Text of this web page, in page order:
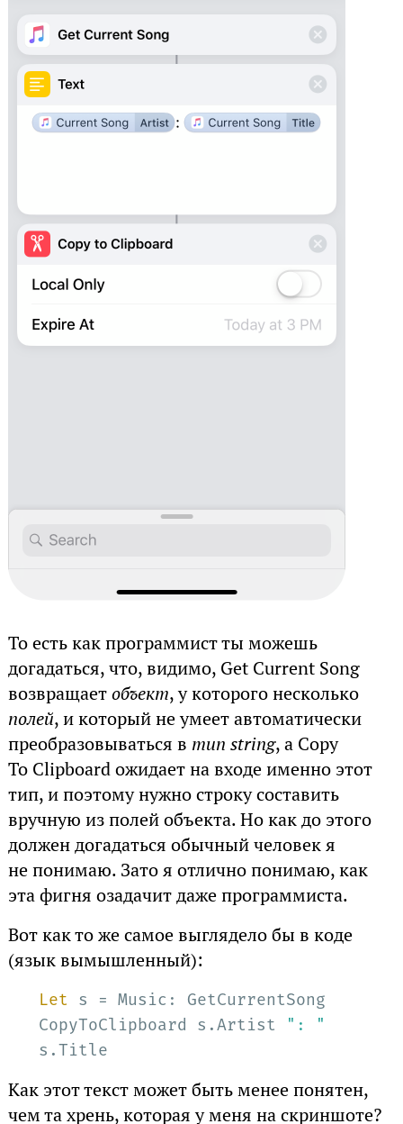
То есть как программист ты можешь
догадаться, что, видимо, Get Current Song
возвращаетобъект, у которого несколько
полей, и который не умеет автоматически
преобразовываться в тип string, а Copy
To Clipboard ожидает на входе именно этот
тип, и поэтому нужно строку составить
вручную из полей объекта. Но как до этого
должен догадаться обычный человек я
не понимаю. Зато я отлично понимаю, как
эта фигня озадачит даже программиста.
Вот как то же самое выглядело бы в коде
(язык вымышленный):
Let s = Music: GetCurrentSong
CopyToClipboard s.Artist
": "
s.Title
Как этот текст может быть менее понятен,
чем та хрень, которая у меня на скриншоте?